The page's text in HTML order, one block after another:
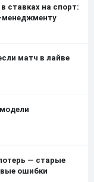
ставках на спорт:
менеджменту
матч в лайве
— старые
ошибки